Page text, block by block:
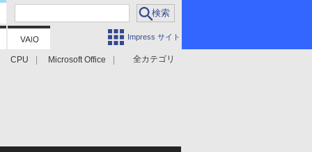
Impress サイト
全カテゴリ
CPU Microsoft Office